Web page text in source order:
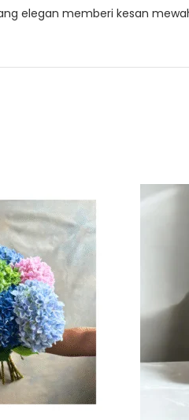
elegan memberi kesan